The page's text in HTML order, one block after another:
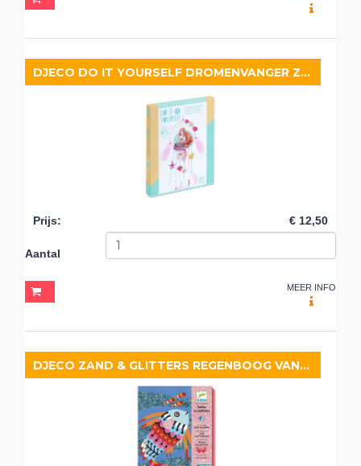
DJECO DO IT YOURSELF DROMENVANGER ZEEMEERMIN
Prijs: € 12,50
Aantal
MEER INFO
DJECO ZAND & GLITTERS REGENBOOG VAN VISSEN